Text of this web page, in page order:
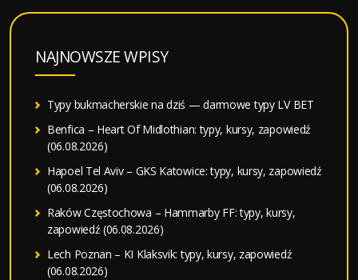
NAJNOWSZE WPISY
Typy bukmacherskie na dziś — darmowe typy LV BET
Benfica – Heart Of Midlothian: typy, kursy, zapowiedź
(06.08.2026)
Hapoel Tel Aviv – GKS Katowice: typy, kursy, zapowiedź
(06.08.2026)
Raków Częstochowa – Hammarby FF: typy, kursy,
zapowiedź (06.08.2026)
Lech Poznan – KI Klaksvik: typy, kursy, zapowiedź
(06.08.2026)